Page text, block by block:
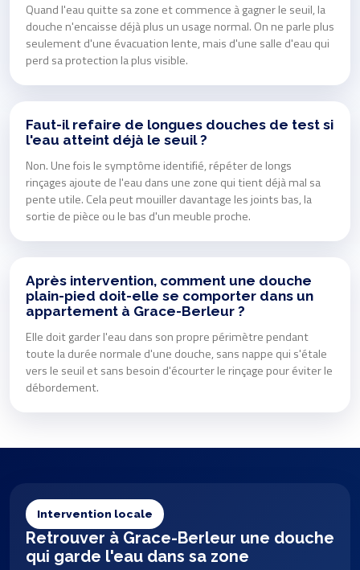
Quand l'eau quitte sa zone et commence à gagner le seuil, la
douche n'encaisse déjà plus un usage normal. On ne parle plus
seulement d'une évacuation lente, mais d'une salle d'eau qui
perd sa protection la plus visible.
Faut-il refaire de longues douches de test si
l'eau atteint déjà le seuil ?
Non. Une fois le symptôme identifié, répéter de longs
rinçages ajoute de l'eau dans une zone qui tient déjà mal sa
pente utile. Cela peut mouiller davantage les joints bas, la
sortie de pièce ou le bas d'un meuble proche.
Après intervention, comment une douche
plain-pied doit-elle se comporter dans un
appartement à Grace-Berleur ?
Elle doit garder l'eau dans son propre périmètre pendant
toute la durée normale d'une douche, sans nappe qui s'étale
vers le seuil et sans besoin d'écourter le rinçage pour éviter le
débordement.
Intervention locale
Retrouver à Grace-Berleur une douche
qui garde l'eau dans sa zone